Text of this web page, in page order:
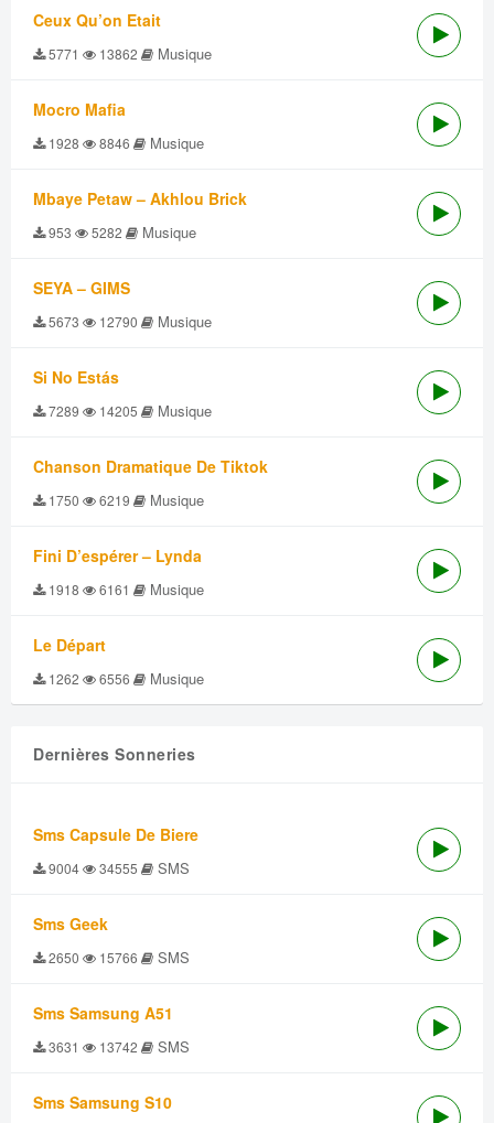
Ceux Qu’on Etait
5771 13862 Musique
Mocro Mafia
1928 8846 Musique
Mbaye Petaw – Akhlou Brick
953 5282 Musique
SEYA – GIMS
5673 12790 Musique
Si No Estás
7289 14205 Musique
Chanson Dramatique De Tiktok
1750 6219 Musique
Fini D’espérer – Lynda
1918 6161 Musique
Le Départ
1262 6556 Musique
Dernières Sonneries
Sms Capsule De Biere
9004 34555 SMS
Sms Geek
2650 15766 SMS
Sms Samsung A51
3631 13742 SMS
Sms Samsung S10